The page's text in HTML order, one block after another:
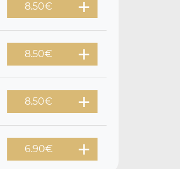
8.50€
8.50€
8.50€
6.90€